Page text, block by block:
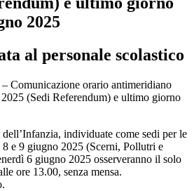
2025
al personale scolastico
Comunicazione orario antimeridiano
(Sedi Referendum) e ultimo giorno
individuate come sedi per le
e 9 giugno 2025 (Scerni, Pollutri e
6 giugno 2025 osserveranno il solo
ore 13.00, senza mensa.